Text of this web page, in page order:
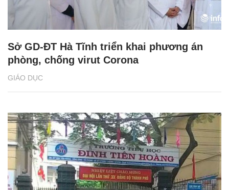
GIÁO DỤC
Sở GD-ĐT Hà Tĩnh triển khai phương án
phòng, chống virut Corona